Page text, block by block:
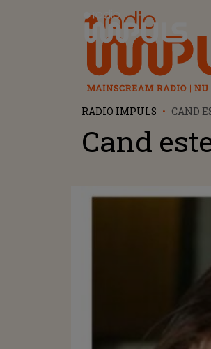
Radio Impuls
RADIO IMPULS CAND
Cand